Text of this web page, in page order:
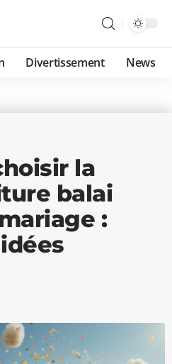
Divertissement News
la
balai
: